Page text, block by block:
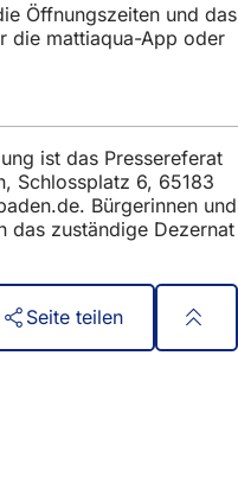
Öffnungszeiten und das
die mattiaqua-App oder
ist das Pressereferat
Schlossplatz 6, 65183
de. Bürgerinnen und
das zuständige Dezernat
Seite teilen